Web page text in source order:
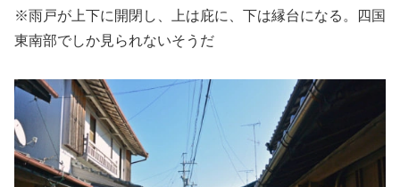
※雨戸が上下に開閉し、上は庇に、下は縁台になる。四国
東南部でしか見られないそうだ